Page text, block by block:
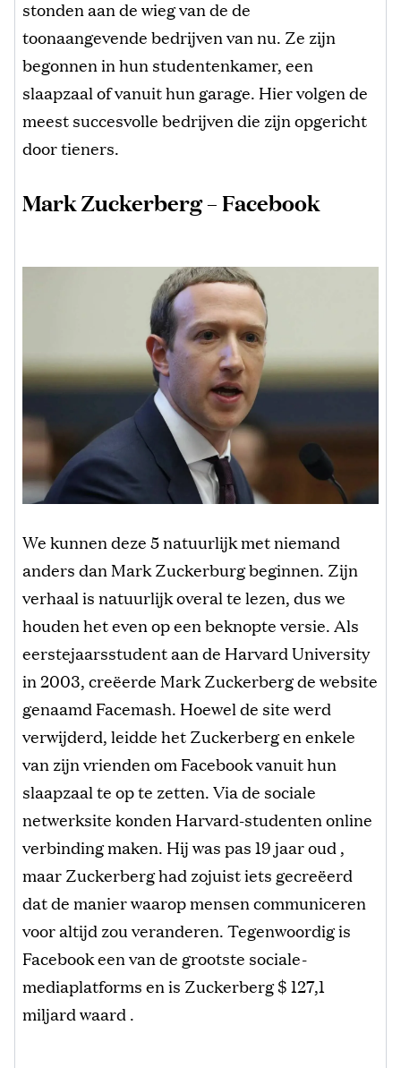
stonden aan de wieg van de de
toonaangevende bedrijven van nu. Ze zijn
begonnen in hun studentenkamer, een
slaapzaal of vanuit hun garage. Hier volgen de
meest succesvolle bedrijven die zijn opgericht
door tieners.
Mark Zuckerberg – Facebook
We kunnen deze 5 natuurlijk met niemand
anders dan Mark Zuckerburg beginnen. Zijn
verhaal is natuurlijk overal te lezen, dus we
houden het even op een beknopte versie. Als
eerstejaarsstudent aan de Harvard University
in 2003, creëerde Mark Zuckerberg de website
genaamd Facemash. Hoewel de site werd
verwijderd, leidde het Zuckerberg en enkele
van zijn vrienden om Facebook vanuit hun
slaapzaal te op te zetten. Via de sociale
netwerksite konden Harvard-studenten online
verbinding maken. Hij was pas 19 jaar oud ,
maar Zuckerberg had zojuist iets gecreëerd
dat de manier waarop mensen communiceren
voor altijd zou veranderen. Tegenwoordig is
Facebook een van de grootste sociale-
mediaplatforms en is Zuckerberg $ 127,1
miljard waard .